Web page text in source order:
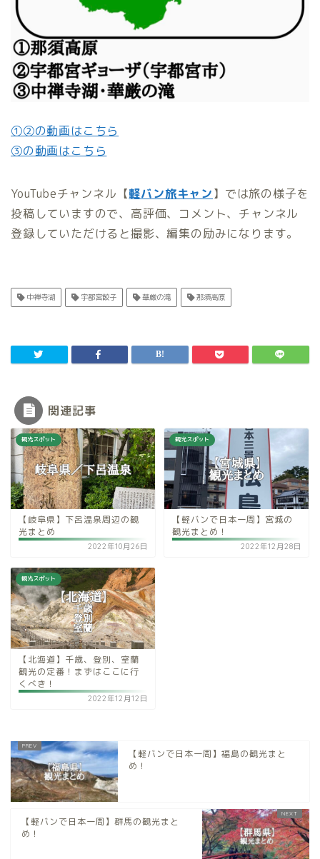
①②の動画はこちら
③の動画はこちら
YouTubeチャンネル【軽バン旅キャン】では旅の様子を
投稿していますので、高評価、コメント、チャンネル
登録していただけると撮影、編集の励みになります。
中禅寺湖 宇都宮餃子 華厳の滝 那須高原
関連記事
観光スポット
【岐阜県】下呂温泉周辺の観
光まとめ
2022年10月26日
観光スポット
【軽バンで日本一周】宮城の
観光まとめ！
2022年12月28日
観光スポット
【北海道】千歳、登別、室蘭
観光の定番！まずはここに行
くべき！
2022年12月12日
【軽バンで日本一周】福島の観光まと
め！
【軽バンで日本一周】群馬の観光まと
め！